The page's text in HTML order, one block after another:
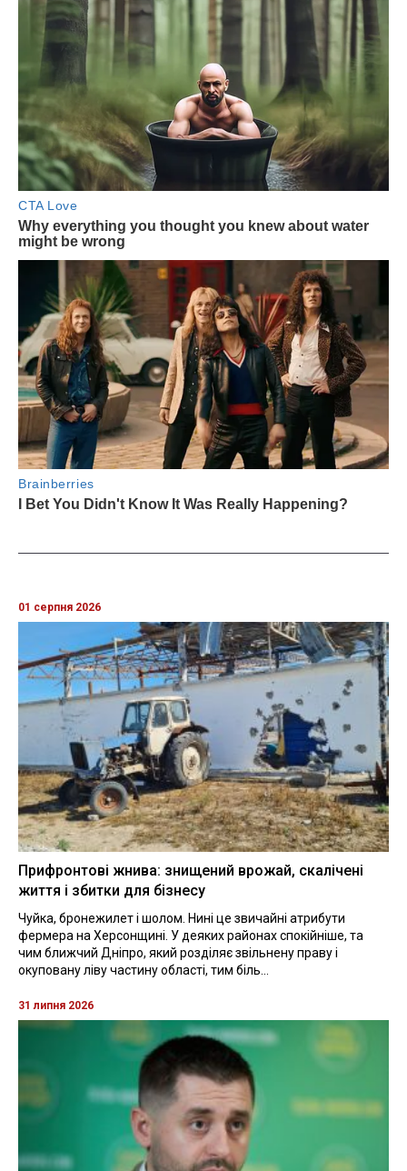
01 серпня 2026
Прифронтові жнива: знищений врожай, скалічені
життя і збитки для бізнесу
Чуйка, бронежилет і шолом. Нині це звичайні атрибути
фермера на Херсонщині. У деяких районах спокійніше, та
чим ближчий Дніпро, який розділяє звільнену праву і
окуповану ліву частину області, тим біль...
31 липня 2026